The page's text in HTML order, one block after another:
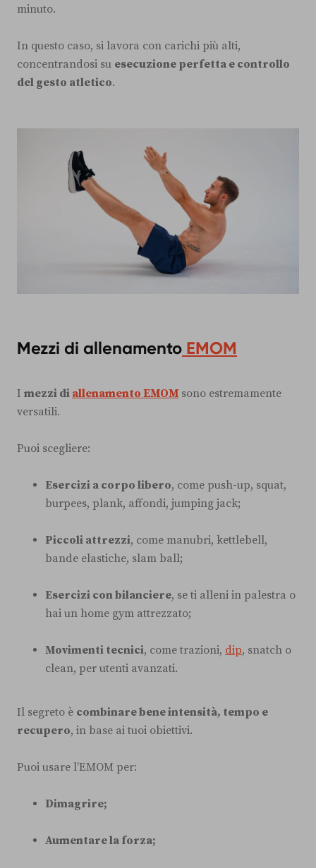
minuto.
In questo caso, si lavora con carichi più alti,
concentrandosi su esecuzione perfetta e controllo
del gesto atletico.
Mezzi di allenamento EMOM
I mezzi di allenamento EMOM sono estremamente
versatili.
Puoi scegliere:
Esercizi a corpo libero, come push-up, squat,
burpees, plank, affondi, jumping jack;
Piccoli attrezzi, come manubri, kettlebell,
bande elastiche, slam ball;
Esercizi con bilanciere, se ti alleni in palestra o
hai un home gym attrezzato;
Movimenti tecnici, come trazioni, dip, snatch o
clean, per utenti avanzati.
Il segreto è combinare bene intensità, tempo e
recupero, in base ai tuoi obiettivi.
Puoi usare l’EMOM per:
Dimagrire;
Aumentare la forza;